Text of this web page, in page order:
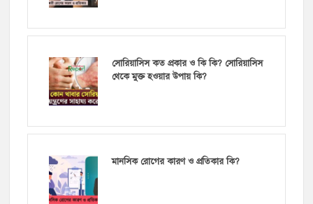
সোরিয়াসিস কত প্রকার ও কি কি? সোরিয়াসিস
থেকে মুক্ত হওয়ার উপায় কি?
মানসিক রোগের কারণ ও প্রতিকার কি?